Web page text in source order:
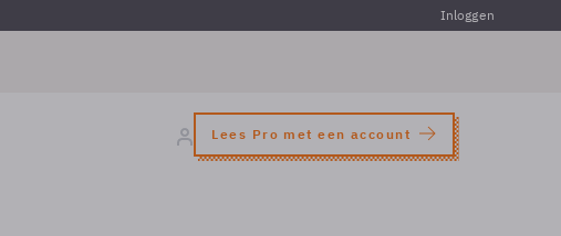
Inloggen
Lees Pro met een account